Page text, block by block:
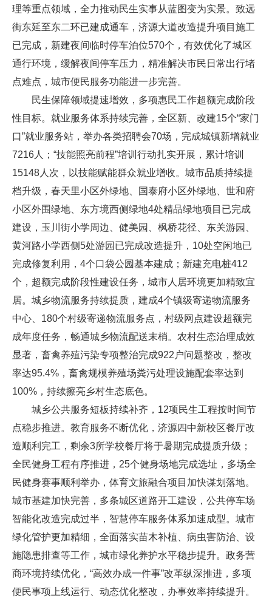
理等重点领域，全力推动民生实事从蓝图变为实景。致远
街东延至东二环已建成通车，济源大道改造提升项目施工
已完成，新建夜间临时停车泊位570个，有效优化了城区
通行环境，缓解夜间停车压力，精准解决市民日常出行堵
点难点，城市便民服务功能进一步完善。
民生保障领域提速增效，多项惠民工作超额完成阶段
性目标。就业服务体系持续完善，全区新、改建15个“家门
口”就业服务站，举办各类招聘会70场，完成城镇新增就业
7216人；“技能照亮前程”培训行动扎实开展，累计培训
15148人次，以技能赋能群众就业增收。城市品质持续提
档升级，春天里小区外绿地、国泰府小区外绿地、世和府
小区外围绿地、东方境西侧绿地4处精品绿地项目已完成
建设，玉川街小学周边、健美园、枫桥花径、东关游园、
黄河路小学西侧5处游园已完成改造提升，10处空闲地已
完成修复利用，4个口袋公园基本建成；新建充电桩412
个，超额完成阶段性建设任务，城市人居环境更加精致宜
居。城乡物流服务持续提质，建成4个镇级寄递物流服务
中心、180个村级寄递物流服务点，村级网点建设超额完
成年度任务，畅通城乡物流配送末梢。农村生态治理成效
显著，畜禽养殖污染专项整治完成922户问题整改，整改
率达95.4%，畜禽规模养殖场粪污处理设施配套率达到
100%，持续擦亮乡村生态底色。
城乡公共服务短板持续补齐，12项民生工程按时间节
点稳步推进。教育服务不断优化，济源四中新校区餐厅改
造顺利完工，剩余3所学校餐厅将于暑期完成提质升级；
全民健身工程有序推进，25个健身场地完成选址，多场全
民健身赛事顺利举办，体育文旅融合项目加快谋划落地。
城市基建加快完善，多条城区道路开工建设，公共停车场
智能化改造完成过半，智慧停车服务体系加速成型。城市
绿化管护更加精细，全面落实苗木补植、病虫害防治、设
施隐患排查等工作，城市绿化养护水平稳步提升。政务营
商环境持续优化，“高效办成一件事”改革纵深推进，多项
便民事项上线运行、动态优化整改，办事效率持续提升。